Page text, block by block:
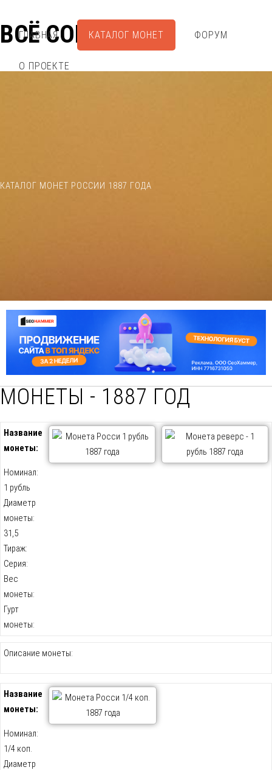
ВСЁ СОБРАЛ
ГЛАВНАЯ КАТАЛОГ МОНЕТ ФОРУМ
О ПРОЕКТЕ
КАТАЛОГ МОНЕТ РОССИИ 1887 ГОДА
МОНЕТЫ - 1887 ГОД
Название
монеты:
Номинал:
1 рубль
Диаметр
монеты:
31,5
Тираж:
Серия:
Вес
монеты:
Гурт
монеты:
Описание монеты:
Название
монеты:
Номинал:
1/4 коп.
Диаметр